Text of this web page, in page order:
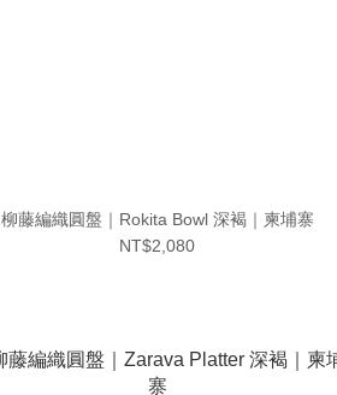
柳藤編織圓盤｜Rokita Bowl 深褐｜柬埔寨
NT$2,080